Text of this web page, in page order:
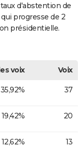
d'abstention de
progresse de 2
présidentielle.
voix
Voix
35,92% 37
19,42% 20
12,62% 13